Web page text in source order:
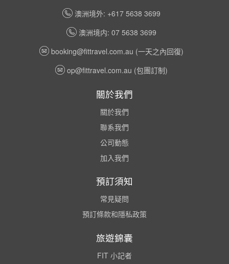
澳洲境外: +617 5638 3699
澳洲境内: 07 5638 3699
booking@fittravel.com.au (一天之內回復)
op@fittravel.com.au (包團訂制)
關於我們
關於我們
聯系我們
公司動態
加入我們
預訂須知
常見疑問
預訂條款和隱私政策
旅遊錦囊
FIT 小記者